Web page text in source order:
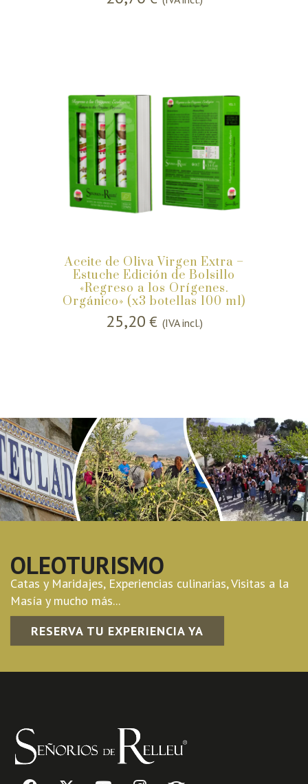
Aceite de Oliva Virgen Extra –
Estuche Edición de Bolsillo
«Regreso a los Orígenes.
Orgánico» (x3 botellas 100 ml)
25,20 € (IVA incl.)
OLEOTURISMO
Catas y Maridajes, Experiencias culinarias, Visitas a la
Masía y mucho más...
RESERVA TU EXPERIENCIA YA